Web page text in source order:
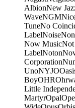
AlbionNew
WaveNGM
TuneNo
LabelNoise
Now Music
LabelNoton
Corporation
UnoNYJO
BoyOHR
Little
MartyrOpal